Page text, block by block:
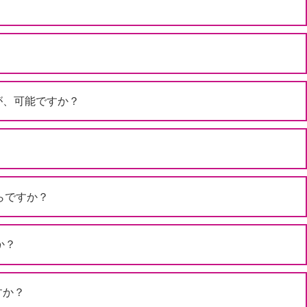
可能ですか？
すか？
？
？